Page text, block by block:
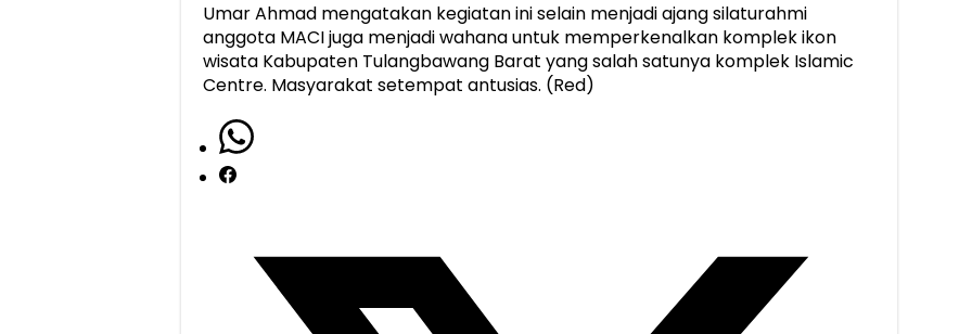
Umar Ahmad mengatakan kegiatan ini selain menjadi ajang silaturahmi
anggota MACI juga menjadi wahana untuk memperkenalkan komplek ikon
wisata Kabupaten Tulangbawang Barat yang salah satunya komplek Islamic
Centre. Masyarakat setempat antusias. (Red)